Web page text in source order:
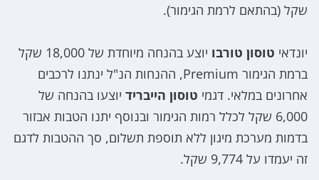
שקל (בהתאם לרמת הגימור).
יונדאי טוסון טורבו
יוצע בהנחה מיוחדת של 18,000 שקל
ברמת הגימור Premium, ההנחות הנ"ל ינתנו לרכבים
אחרונים במלאי. דגמי טוסון הייבריד יוצעו בהנחה של
6,000 שקל לכלל רמות הגימור ובנוסף יתנו הטבות אבזור
בדמות מערכת מיגון ללא תוספת תשלום, סך ההטבות לדגם
זה יעמדו על 9,774 שקל.